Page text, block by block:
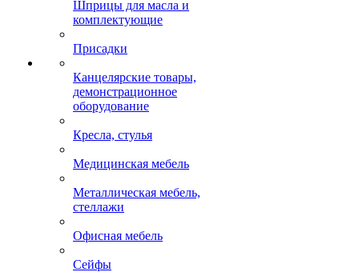
Шприцы для масла и
комплектующие
Присадки
Канцелярские товары,
демонстрационное
оборудование
Кресла, стулья
Медицинская мебель
Металлическая мебель,
стеллажи
Офисная мебель
Сейфы